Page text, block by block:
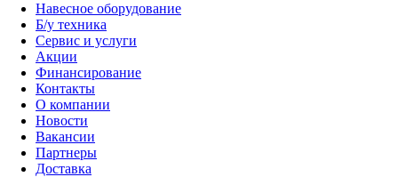
Навесное оборудование
Б/у техника
Сервис и услуги
Акции
Финансирование
Контакты
О компании
Новости
Вакансии
Партнеры
Доставка